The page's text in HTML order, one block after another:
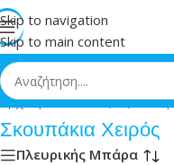
Skip to navigation
Skip to main content
Αρχική»Οικιακός
Σκουπάκια Χειρός
Πλευρικής Μπάρα